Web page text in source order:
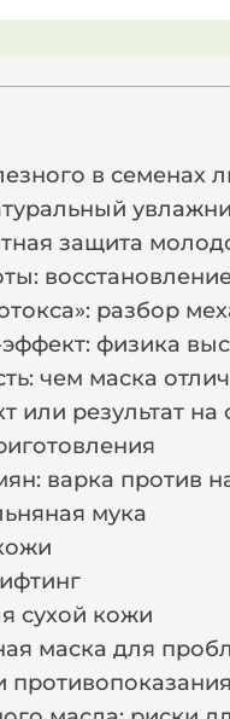
в семенах
защита
разбор
физика
чем маска
или результат на
варка против
мука
сухой кожи
маска для